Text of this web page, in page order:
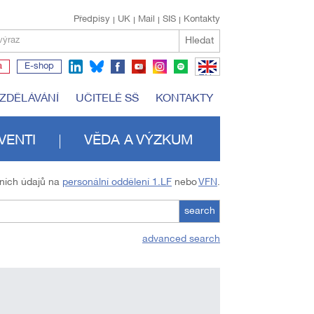
Kontakty
SIS
Mail
UK
Předpisy
Hledat
E-shop
EN
UČITELÉ SŠ KONTAKTY
VĚDA A VÝZKUM
údajů na personální oddělení 1.LF neboVFN .
search
advanced search